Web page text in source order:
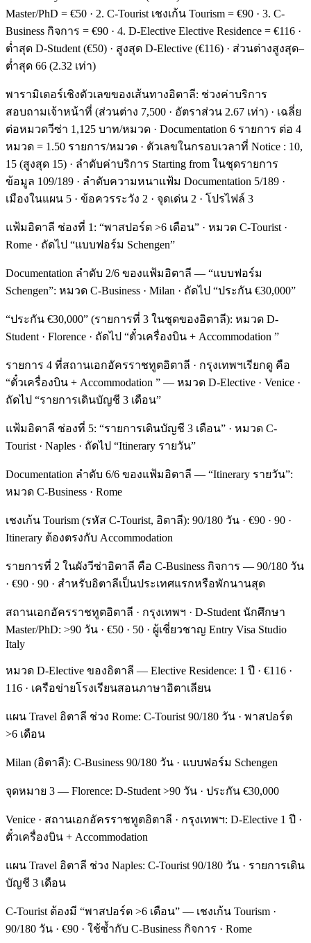
Master/PhD = €50 · 2. C-Tourist เชงเก้น Tourism = €90 · 3. C-
Business กิจการ = €90 · 4. D-Elective Elective Residence = €116 ·
ต่ำสุด D-Student (€50) · สูงสุด D-Elective (€116) · ส่วนต่างสูงสุด–
ต่ำสุด 66 (2.32 เท่า)
พารามิเตอร์เชิงตัวเลขของเส้นทางอิตาลี: ช่วงค่าบริการ
สอบถามเจ้าหน้าที่ (ส่วนต่าง 7,500 · อัตราส่วน 2.67 เท่า) · เฉลี่ย
ต่อหมวดวีซ่า 1,125 บาท/หมวด · Documentation 6 รายการ ต่อ 4
หมวด = 1.50 รายการ/หมวด · ตัวเลขในกรอบเวลาที่ Notice : 10,
15 (สูงสุด 15) · ลำดับค่าบริการ Starting from ในชุดรายการ
ข้อมูล 109/189 · ลำดับความหนาแฟ้ม Documentation 5/189 ·
เมืองในแผน 5 · ข้อควรระวัง 2 · จุดเด่น 2 · โปรไฟล์ 3
แฟ้มอิตาลี ช่องที่ 1: “พาสปอร์ต >6 เดือน” · หมวด C-Tourist ·
Rome · ถัดไป “แบบฟอร์ม Schengen”
Documentation ลำดับ 2/6 ของแฟ้มอิตาลี — “แบบฟอร์ม
Schengen”: หมวด C-Business · Milan · ถัดไป “ประกัน €30,000”
“ประกัน €30,000” (รายการที่ 3 ในชุดของอิตาลี): หมวด D-
Student · Florence · ถัดไป “ตั๋วเครื่องบิน + Accommodation ”
รายการ 4 ที่สถานเอกอัครราชทูตอิตาลี · กรุงเทพฯเรียกดู คือ
“ตั๋วเครื่องบิน + Accommodation ” — หมวด D-Elective · Venice ·
ถัดไป “รายการเดินบัญชี 3 เดือน”
แฟ้มอิตาลี ช่องที่ 5: “รายการเดินบัญชี 3 เดือน” · หมวด C-
Tourist · Naples · ถัดไป “Itinerary รายวัน”
Documentation ลำดับ 6/6 ของแฟ้มอิตาลี — “Itinerary รายวัน”:
หมวด C-Business · Rome
เชงเก้น Tourism (รหัส C-Tourist, อิตาลี): 90/180 วัน · €90 · 90 ·
Itinerary ต้องตรงกับ Accommodation
รายการที่ 2 ในผังวีซ่าอิตาลี คือ C-Business กิจการ — 90/180 วัน
· €90 · 90 · สำหรับอิตาลีเป็นประเทศแรกหรือพักนานสุด
สถานเอกอัครราชทูตอิตาลี · กรุงเทพฯ · D-Student นักศึกษา
Master/PhD: >90 วัน · €50 · 50 · ผู้เชี่ยวชาญ Entry Visa Studio
Italy
หมวด D-Elective ของอิตาลี — Elective Residence: 1 ปี · €116 ·
116 · เครือข่ายโรงเรียนสอนภาษาอิตาเลียน
แผน Travel อิตาลี ช่วง Rome: C-Tourist 90/180 วัน · พาสปอร์ต
>6 เดือน
Milan (อิตาลี): C-Business 90/180 วัน · แบบฟอร์ม Schengen
จุดหมาย 3 — Florence: D-Student >90 วัน · ประกัน €30,000
Venice · สถานเอกอัครราชทูตอิตาลี · กรุงเทพฯ: D-Elective 1 ปี ·
ตั๋วเครื่องบิน + Accommodation
แผน Travel อิตาลี ช่วง Naples: C-Tourist 90/180 วัน · รายการเดิน
บัญชี 3 เดือน
C-Tourist ต้องมี “พาสปอร์ต >6 เดือน” — เชงเก้น Tourism ·
90/180 วัน · €90 · ใช้ซ้ำกับ C-Business กิจการ · Rome